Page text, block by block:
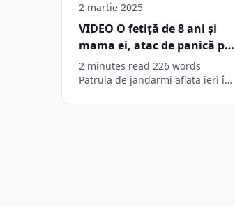
2 martie 2025
VIDEO O fetiță de 8 ani și
mama ei, atac de panică pe
o pârtie din Predeal.
Jandarmii le-au găsit
2 minutes read 226 words
Patrula de jandarmi aflată ieri în